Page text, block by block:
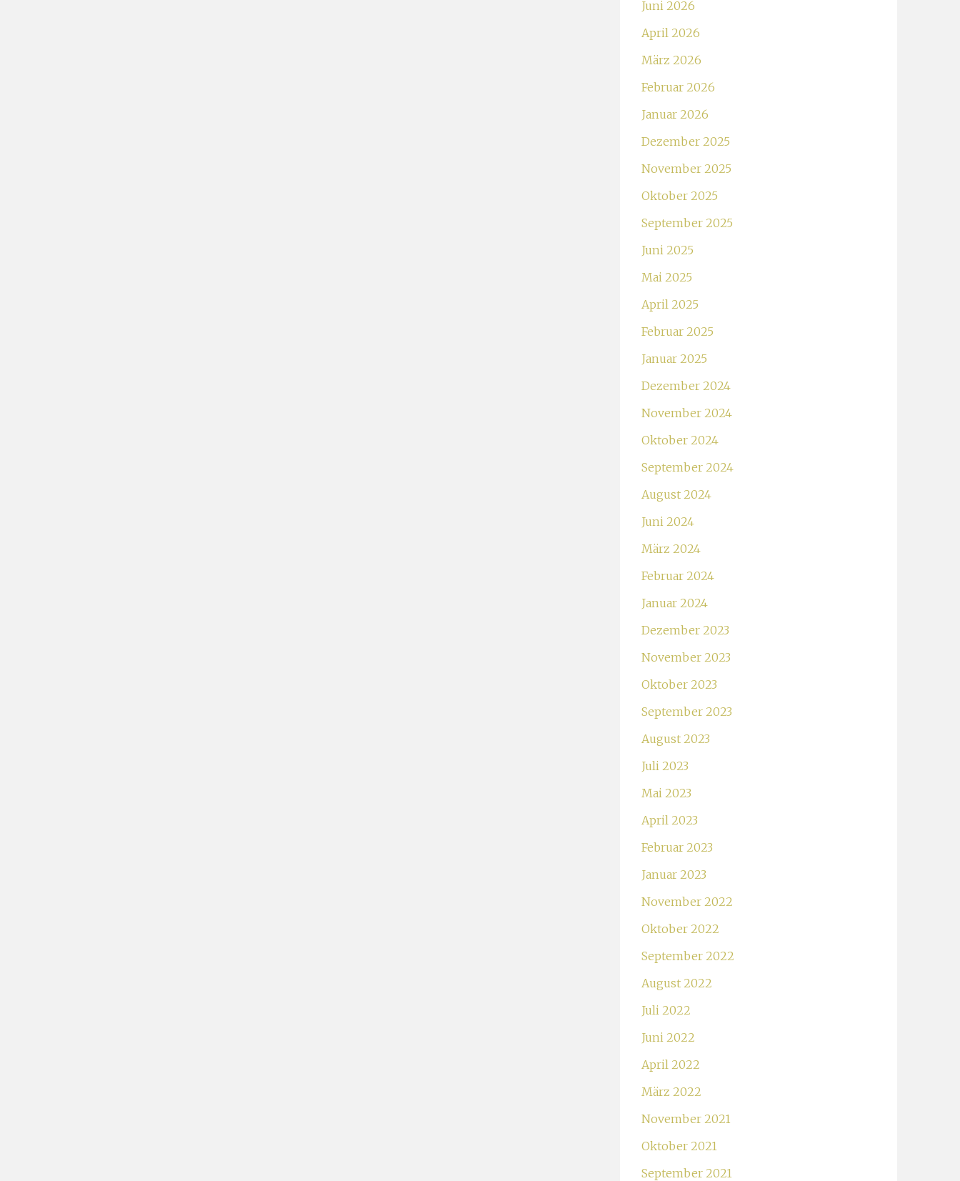
Juni 2026
April 2026
März 2026
Februar 2026
Januar 2026
Dezember 2025
November 2025
Oktober 2025
September 2025
Juni 2025
Mai 2025
April 2025
Februar 2025
Januar 2025
Dezember 2024
November 2024
Oktober 2024
September 2024
August 2024
Juni 2024
März 2024
Februar 2024
Januar 2024
Dezember 2023
November 2023
Oktober 2023
September 2023
August 2023
Juli 2023
Mai 2023
April 2023
Februar 2023
Januar 2023
November 2022
Oktober 2022
September 2022
August 2022
Juli 2022
Juni 2022
April 2022
März 2022
November 2021
Oktober 2021
September 2021